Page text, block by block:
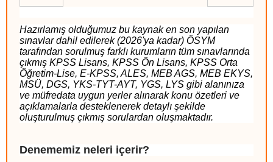
Hazırlamış olduğumuz bu kaynak en son yapılan
sınavlar dahil edilerek (2026'ya kadar) ÖSYM
tarafından sorulmuş farklı kurumların tüm sınavlarında
çıkmış KPSS Lisans, KPSS Ön Lisans, KPSS Orta
Öğretim-Lise, E-KPSS, ALES, MEB AGS, MEB EKYS,
MSÜ, DGS, YKS-TYT-AYT, YGS, LYS gibi alanınıza
ve müfredata uygun yerler alınarak konu özetleri ve
açıklamalarla desteklenerek detaylı şekilde
oluşturulmuş çıkmış sorulardan oluşmaktadır.
Denememiz neleri içerir?